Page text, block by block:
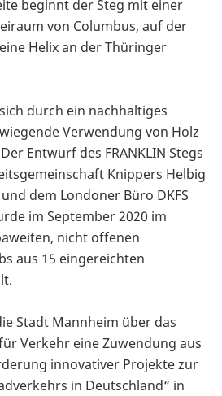
beginnt der Steg mit einer
von Columbus, auf der
Helix an der Thüringer
durch ein nachhaltiges
Verwendung von Holz
Entwurf des FRANKLIN Stegs
Knippers Helbig
dem Londoner Büro DKFS
im September 2020 im
nicht offenen
aus 15 eingereichten
Stadt Mannheim über das
Verkehr eine Zuwendung aus
innovativer Projekte zur
in Deutschland“ in